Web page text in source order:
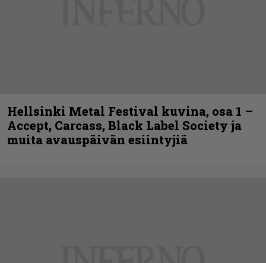
Hellsinki Metal Festival kuvina, osa 1 –
Accept, Carcass, Black Label Society ja
muita avauspäivän esiintyjiä